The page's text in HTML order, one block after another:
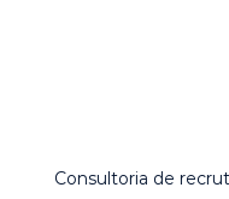
Consultoria de